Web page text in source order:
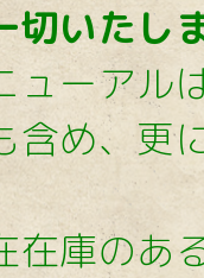
切いたし
ューアル
含め、更
在庫のあ